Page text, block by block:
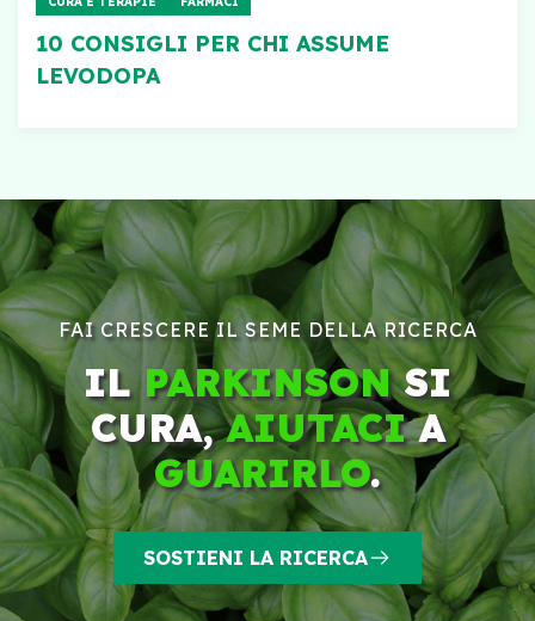
10 CONSIGLI PER CHI ASSUME
LEVODOPA
FAI CRESCERE IL SEME DELLA RICERCA
ILPARKINSONSI
CURA,AIUTACIA
GUARIRLO.
SOSTIENI LA RICERCA